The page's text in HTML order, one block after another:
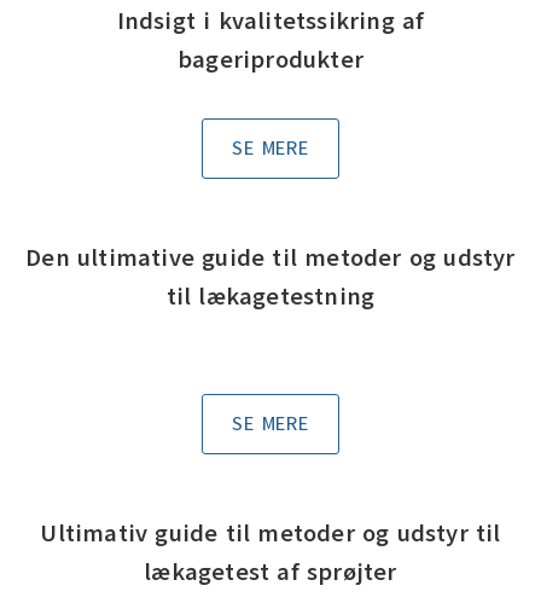
Indsigt i kvalitetssikring af
bageriprodukter
SE MERE
Den ultimative guide til metoder og udstyr
til lækagetestning
SE MERE
Ultimativ guide til metoder og udstyr til
lækagetest af sprøjter